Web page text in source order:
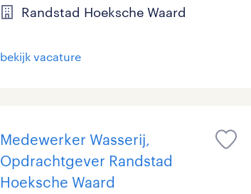
Randstad Hoeksche Waard
bekijk vacature
Medewerker Wasserij,
Opdrachtgever Randstad
Hoeksche Waard